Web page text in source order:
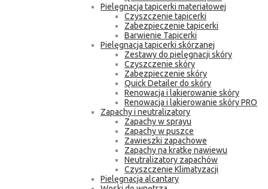
Pielęgnacja tapicerki materiałowej
Czyszczenie tapicerki
Zabezpieczenie tapicerki
Barwienie Tapicerki
Pielęgnacja tapicerki skórzanej
Zestawy do pielęgnacji skóry
Czyszczenie skóry
Zabezpieczenie skóry
Quick Detailer do skóry
Renowacja i lakierowanie skóry
Renowacja i lakierowanie skóry PRO
Zapachy i neutralizatory
Zapachy w sprayu
Zapachy w puszce
Zawieszki zapachowe
Zapachy na kratkę nawiewu
Neutralizatory zapachów
Czyszczenie Klimatyzacji
Pielęgnacja alcantary